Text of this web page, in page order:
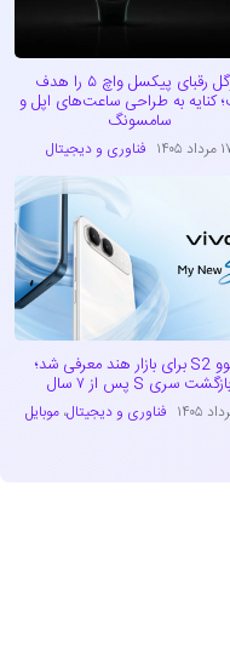
گوگل رقبای پیکسل واچ ۵ را هدف
کنایه به طراحی ساعت‌های اپل و
سامسونگ
۱۴۰۵ فناوری و دیجیتال
ویوو S2 برای بازار هند معرفی شد؛
بازگشت سری S پس از ۷ سال
فناوری و دیجیتال،موبایل